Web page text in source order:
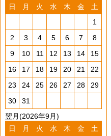
日
月 火 水 木 金
土
1
2
3 4 5 6 7
8
9
10 11 12 13 14
15
16
17 18 19 20 21
22
23
24 25 26 27 28
29
30
31
翌月(2026年9月)
日
月 火 水 木 金
土